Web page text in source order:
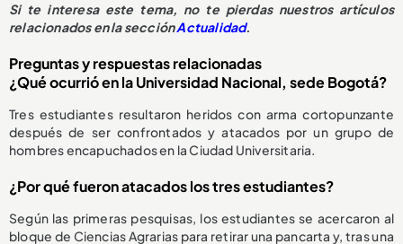
Si te interesa este tema, no te pierdas nuestros artículos
relacionados en la secciónActualidad.
Preguntas y respuestas relacionadas
¿Qué ocurrió en la Universidad Nacional, sede Bogotá?
Tres estudiantes resultaron heridos con arma cortopunzante
después de ser confrontados y atacados por un grupo de
hombres encapuchados en la Ciudad Universitaria.
¿Por qué fueron atacados los tres estudiantes?
Según las primeras pesquisas, los estudiantes se acercaron al
bloque de Ciencias Agrarias para retirar una pancarta y, tras una